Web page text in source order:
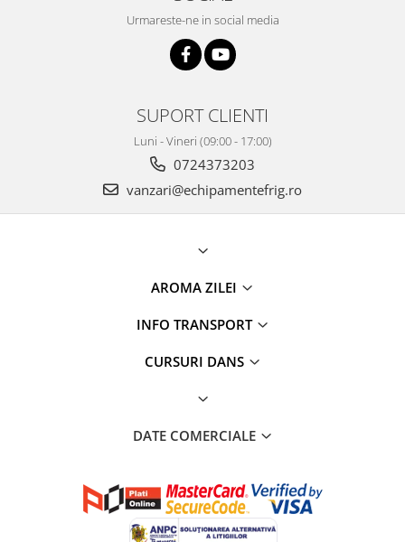
Urmareste-ne in social media
SUPORT CLIENTI
Luni - Vineri (09:00 - 17:00)
0724373203
vanzari@echipamentefrig.ro
AROMA ZILEI
INFO TRANSPORT
CURSURI DANS
DATE COMERCIALE